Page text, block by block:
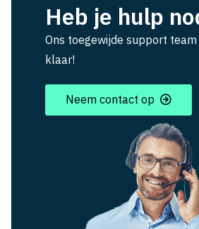
Heb je hulp
Ons toegewijde support
klaar!
Neem contact op